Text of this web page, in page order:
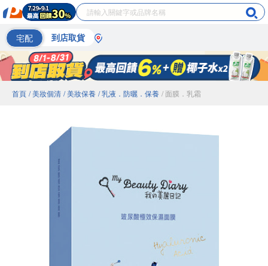
宅配 到店取貨
首頁 / 美妝個清 / 美妝保養 / 乳液．防曬．保養 / 面膜．乳霜